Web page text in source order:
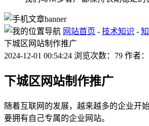
网站首页 - 技术知识 -
下城区网站制作推广
2024-12-01 00:54:24 浏览次数：79 作者
下城区网站制作推广
随着互联网的发展，越来越多的企业开
要拥有自己专属的企业网站。